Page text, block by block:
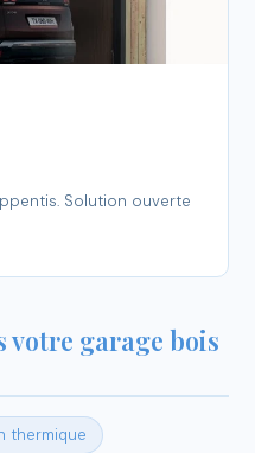
Solution ouverte
votre garage bois
thermique